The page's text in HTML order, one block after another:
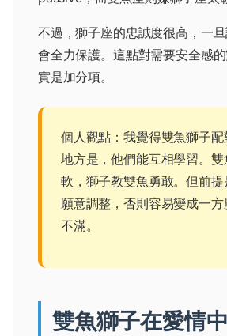
不過，獅子座的忠誠度很高，一
會全力保護。這點對需要安全感
實是加分項。
個人觀點：我覺得雙魚獅子
地方是，他們能互相學習。
軟，獅子教雙魚勇敢。但前
願意調整，否則容易變成一
不滿。
雙魚獅子在愛情